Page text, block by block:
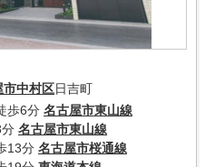
市中村区日吉町
歩6分 名古屋市東山線
名古屋市東山線
13分 名古屋市桜通線